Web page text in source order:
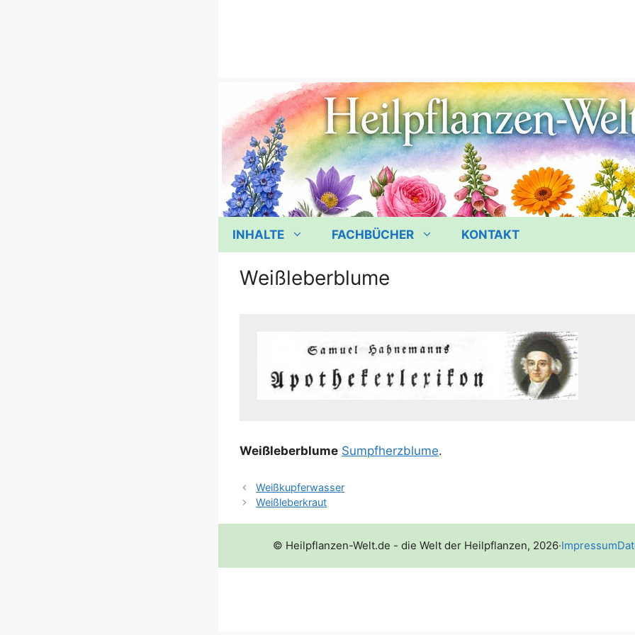
INHALTE FACHBÜCHER KONTAKT
Weißleberblume
Weiß­le­ber­blu­me Sumpf­herz­blu­me.
Weißkupferwasser
Weißleberkraut
© Heilpflanzen-Welt.de - die Welt der Heilpflanzen, 2026·Impressum